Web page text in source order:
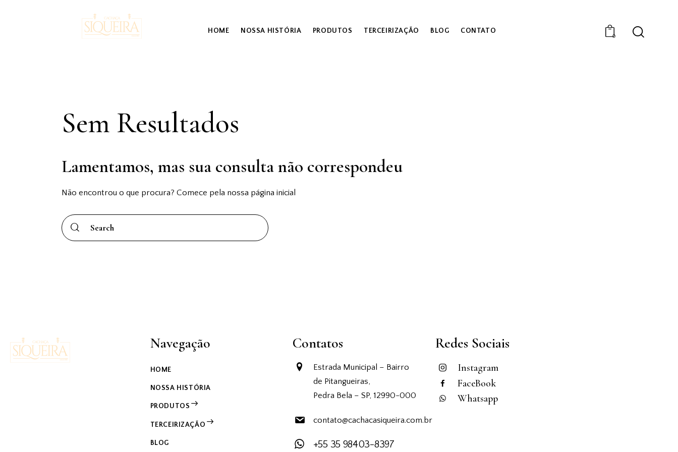
HOME NOSSA HISTÓRIA PRODUTOS TERCEIRIZAÇÃO BLOG CONTATO
0
Sem Resultados
Lamentamos, mas sua consulta não correspondeu
Não encontrou o que procura? Comece pela nossa página inicial
Navegação
HOME
NOSSA HISTÓRIA
PRODUTOS
TERCEIRIZAÇÃO
BLOG
Contatos
Estrada Municipal – Bairro
de Pitangueiras,
Pedra Bela – SP, 12990-000
contato@cachacasiqueira.com.br
+55 35 98403-8397
Redes Sociais
Instagram
FaceBook
Whatsapp